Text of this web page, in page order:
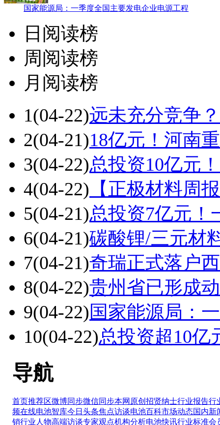
国家能源局：一季度全国主要发电企业电源工程
日阅读榜
周阅读榜
月阅读榜
1(04-22)远未充分竞争
2(04-21)18亿元！河南
3(04-22)总投资10亿元
4(04-22) 【正极材料周
5(04-21)总投资7亿元！
6(04-21)碳酸锂/三元材
7(04-21)奇瑞正式落户
8(04-22)贵州省已形成
9(04-22)国家能源局：
10(04-22)总投资超10亿
导航
首页推荐区微博同步微信同步本网原创 招贤纳士行业报告行
频在线电池智库今日头条焦点访谈电池百科市场动态国内新
销行业人物高端访谈专家观点机构分析电池快讯行业标准会